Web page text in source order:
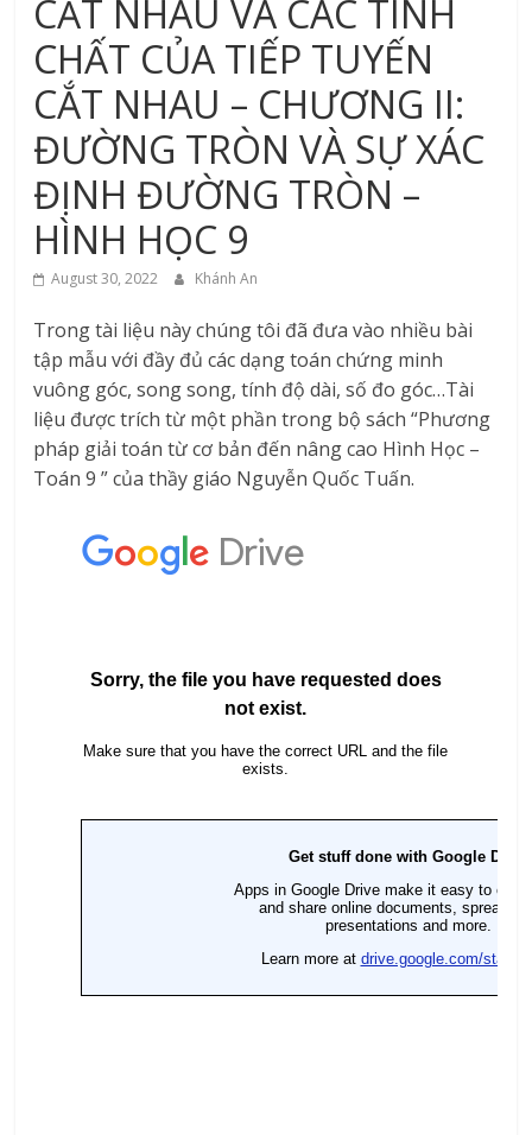
CẮT NHAU VÀ CÁC TÍNH
CHẤT CỦA TIẾP TUYẾN
CẮT NHAU – CHƯƠNG II:
ĐƯỜNG TRÒN VÀ SỰ XÁC
ĐỊNH ĐƯỜNG TRÒN –
HÌNH HỌC 9
August 30, 2022 Khánh An
Trong tài liệu này chúng tôi đã đưa vào nhiều bài
tập mẫu với đầy đủ các dạng toán chứng minh
vuông góc, song song, tính độ dài, số đo góc…Tài
liệu được trích từ một phần trong bộ sách “Phương
pháp giải toán từ cơ bản đến nâng cao Hình Học –
Toán 9 ” của thầy giáo Nguyễn Quốc Tuấn.